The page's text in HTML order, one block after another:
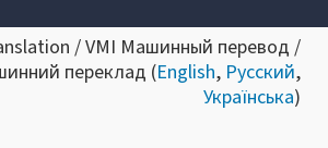
/ VMI Машинный перевод /
переклад (English, Русский,
Українська)